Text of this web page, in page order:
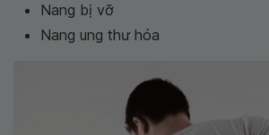
Nang bị vỡ
Nang ung thư hóa